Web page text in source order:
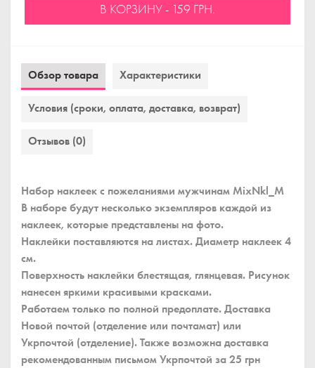
В КОРЗИНУ - 159 ГРН.
Обзор товара Характеристики
Условия (сроки, оплата, доставка, возврат)
Отзывов (0)
Набор наклеек с пожеланиями мужчинам MixNkl_M
В наборе будут несколько экземпляров каждой из
наклеек, которые представлены на фото.
Наклейки поставляются на листах. Диаметр наклеек 4
см.
Поверхность наклейки блестящая, глянцевая. Рисунок
нанесен яркими красивыми красками.
Работаем только по полной предоплате. Доставка
Новой почтой (отделение или почтамат) или
Укрпочтой (отделение). Также возможна доставка
рекомендованным письмом Укрпочтой за 25 грн